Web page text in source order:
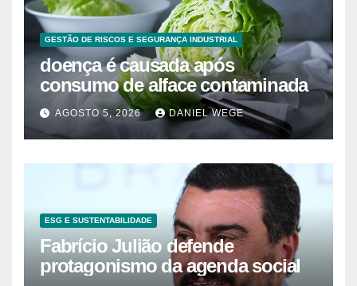
GESTÃO DE RISCOS E SEGURANÇA INDUSTRIAL
doença é causada após
consumo de alface contaminada
AGOSTO 5, 2026 DANIEL WEGE
ESG E SUSTENTABILIDADE
Fabrício Julião defende
protagonismo da agenda social